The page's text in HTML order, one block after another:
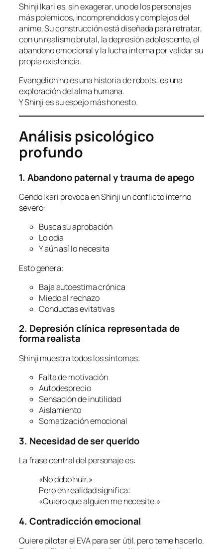
Shinji Ikari es, sin exagerar, uno de los personajes
más polémicos, incomprendidos y complejos del
anime. Su construcción está diseñada para retratar,
con un realismo brutal, la depresión adolescente, el
abandono emocional y la lucha interna por validar su
propia existencia.
Evangelion no es una historia de robots: es una
exploración del alma humana.
Y Shinji es su espejo más honesto.
Análisis psicológico
profundo
1. Abandono paternal y trauma de apego
Gendo Ikari provoca en Shinji un conflicto interno
severo:
Busca su aprobación
Lo odia
Y aún así lo necesita
Esto genera:
Baja autoestima crónica
Miedo al rechazo
Conductas evitativas
2. Depresión clínica representada de
forma realista
Shinji muestra todos los síntomas:
Falta de motivación
Autodesprecio
Sensación de inutilidad
Aislamiento
Somatización emocional
3. Necesidad de ser querido
La frase central del personaje es:
«No debo huir.»
Pero en realidad significa:
«Quiero que alguien me necesite.»
4. Contradicción emocional
Quiere pilotar el EVA para ser útil, pero teme hacerlo.